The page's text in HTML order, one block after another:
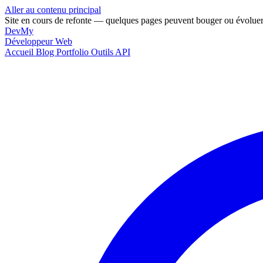
Aller au contenu principal
Site en cours de refonte — quelques pages peuvent bouger ou
DevMy
Développeur Web
Accueil Blog Portfolio Outils API